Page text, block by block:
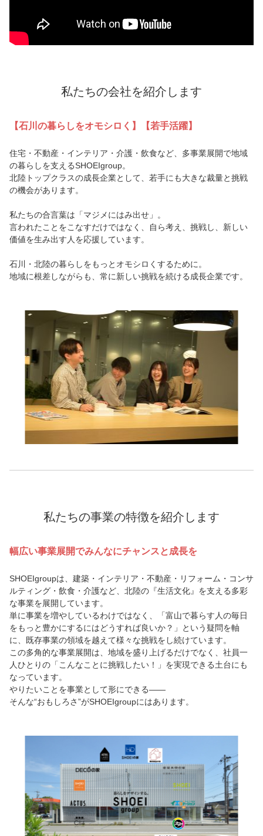
私たちの会社を紹介します
【石川の暮らしをオモシロく】【若手活躍】
住宅・不動産・インテリア・介護・飲食など、多事業展開で地域
の暮らしを支えるSHOEIgroup。
北陸トップクラスの成長企業として、若手にも大きな裁量と挑戦
の機会があります。
私たちの合言葉は「マジメにはみ出せ」。
言われたことをこなすだけではなく、自ら考え、挑戦し、新しい
価値を生み出す人を応援しています。
石川・北陸の暮らしをもっとオモシロくするために。
地域に根差しながらも、常に新しい挑戦を続ける成長企業です。
私たちの事業の特徴を紹介します
幅広い事業展開でみんなにチャンスと成長を
SHOEIgroupは、建築・インテリア・不動産・リフォーム・コンサ
ルティング・飲食・介護など、北陸の『生活文化』を支える多彩
な事業を展開しています。
単に事業を増やしているわけではなく、「富山で暮らす人の毎日
をもっと豊かにするにはどうすれば良いか？」という疑問を軸
に、既存事業の領域を越えて様々な挑戦をし続けています。
この多角的な事業展開は、地域を盛り上げるだけでなく、社員一
人ひとりの「こんなことに挑戦したい！」を実現できる土台にも
なっています。
やりたいことを事業として形にできる――
そんな“おもしろさ”がSHOEIgroupにはあります。